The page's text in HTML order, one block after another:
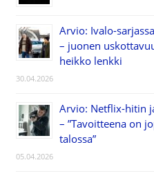
Arvio: Ivalo-
– juonen
heikko lenkki
30.04.2026
Arvio: Netflix-hitin
– ”Tavoitteena on
talossa”
05.04.2026